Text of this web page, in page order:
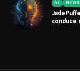
AI NEWS
conduce